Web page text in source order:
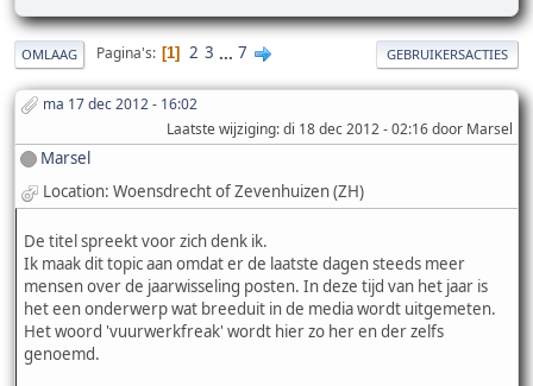
OMLAAG Pagina's 1 2 3 ... 7 GEBRUIKERSACTIES
ma 17 dec 2012 - 16:02
Laatste wijziging: di 18 dec 2012 - 02:16 door Marsel
Marsel
Location: Woensdrecht of Zevenhuizen (ZH)
De titel spreekt voor zich denk ik.
Ik maak dit topic aan omdat er de laatste dagen steeds meer
mensen over de jaarwisseling posten. In deze tijd van het jaar is
het een onderwerp wat breeduit in de media wordt uitgemeten.
Het woord 'vuurwerkfreak' wordt hier zo her en der zelfs
genoemd.